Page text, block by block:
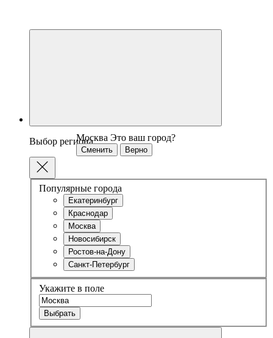
Выбор региона
Популярные города
Екатеринбург
Краснодар
Москва
Новосибирск
Ростов-на-Дону
Санкт-Петербург
Укажите в поле
Выбрать
Москва Это ваш город?
Сменить Верно